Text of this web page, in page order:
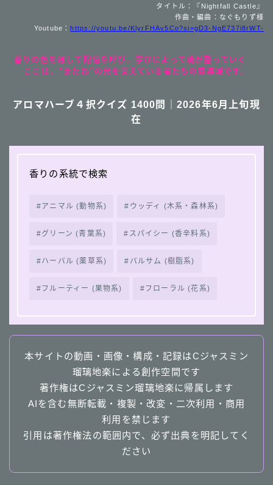
タイトル：『Nightfall Castle』
作曲・編曲：なぐもりず様
Youtube：https://youtu.be/KlyrFHAv5Co?si=gD3-NgE737i8rWT-
香りの色を通して記憶を呼び、学びによって魂が整っていく──
ここは、“またね”の光を覚えている者たちの魔導城です。
アロマハーブ４択クイズ 1400問｜2026年6月上旬現
在
香りの系統で検索
アニマル (動物系) ウッディ (木系・森林系)
グリーン (青葉系) スパイシー (香辛料系)
ハーバル (薬草系) バルサム (樹脂系)
フルーティー (果物系) フローラル (花系)
本サイトの動画・画像・構成・記録はCジャスミン
瑠璃地楽による創作空間です
著作権はCジャスミン瑠璃地楽に帰属します
AIを含む無断転載・複製・改変・二次利用・商用
利用を禁じます
引用は著作権法の範囲内で、必ず出典を明記してく
ださい